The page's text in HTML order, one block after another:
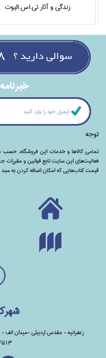
زندگي و آثار تي.اس.اليوت
توجه
تمامی‌ کالاها و خدمات این فروشگاه، حسب
فعالیت‌های این سایت تابع قوانین و مقررات
قیمت کتاب‌هایی که امکان اضافه کردن به سبد
زعفرانیه - مقدس اردبیلی -میدان الف